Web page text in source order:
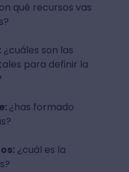
qué recursos vas
¿cuáles son las
para definir la
¿has formado
¿cuál es la